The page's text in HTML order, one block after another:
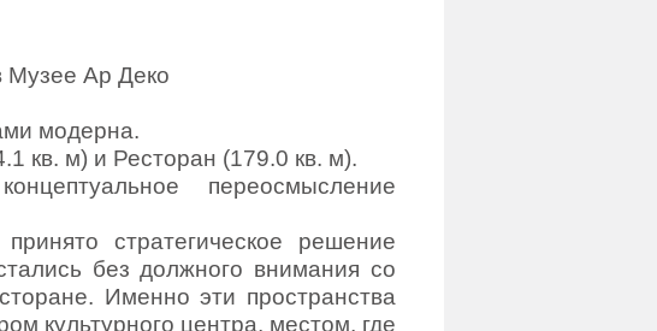
Музее Ар Деко
модерна.
кв. м) и Ресторан (179.0 кв. м).
переосмысление
стратегическое решение
без должного внимания со
Именно эти пространства
культурного центра, местом, где